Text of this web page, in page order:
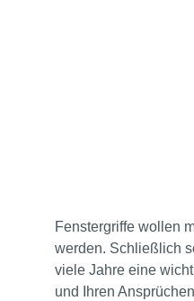
Fenstergriffe wollen
werden. Schließlich
viele Jahre eine
und Ihren